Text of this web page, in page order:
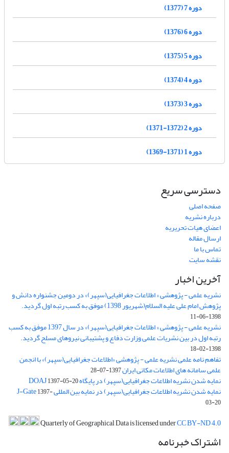
دوره 7 (1377)
دوره 6 (1376)
دوره 5 (1375)
دوره 4 (1374)
دوره 3 (1373)
دوره 2 (1372-1371)
دوره 1 (1371-1369)
دسترسی سریع
صفحه اصلی
درباره نشریه
اعضای هیات تحریریه
ارسال مقاله
تماس با ما
نقشه سایت
آخرین اخبار
نشریه علمی - پژوهشی « اطلاعات جغرافیایی(سپهر)» در دومین جشنواره دانش و
پژوهش امام علی علیه السلام(شهریور 1398) موفق به کسب رتبه اول گردید.
1398-06-11
نشریه علمی - پژوهشی « اطلاعات جغرافیایی(سپهر)» در سال 1397 موفق به کسب
رتبه اول در بین نشریات علمی وزارت دفاع و پشتیبانی نیروهای مسلح گردید.
1398-02-18
تفاهم نامه علمی نشریه علمی - پژوهشی «اطلاعات جغرافیایی(سپهر)» با انجمن
علمی سامانه های اطلاعات مکانی ایران1397-07-28
نمایه شدن نشریه اطلاعات جغرافیایی(سپهر) در پایگاه DOAJ1397-05-20
نمایه شدن نشریه اطلاعات جغرافیایی(سپهر) در نمایه بین المللی J-Gate1397-
03-20
Quarterly of Geographical Data is licensed underCC BY-ND 4.0
اشتراک خبرنامه